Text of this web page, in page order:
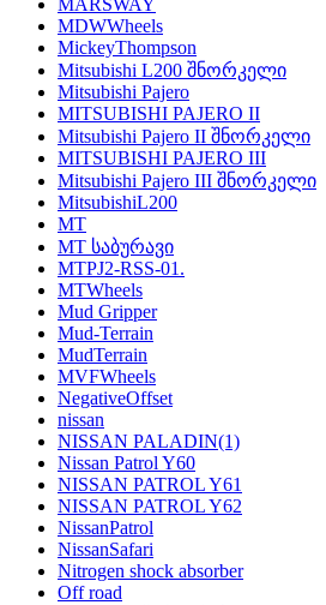
MDWWheels
MickeyThompson
Mitsubishi L200 შნორკელი
Mitsubishi Pajero
MITSUBISHI PAJERO II
Mitsubishi Pajero II შნორკელი
MITSUBISHI PAJERO III
Mitsubishi Pajero III შნორკელი
MitsubishiL200
MT
MT საბურავი
MTPJ2-RSS-01.
MTWheels
Mud Gripper
Mud-Terrain
MudTerrain
MVFWheels
NegativeOffset
nissan
NISSAN PALADIN(1)
Nissan Patrol Y60
NISSAN PATROL Y61
NISSAN PATROL Y62
NissanPatrol
NissanSafari
Nitrogen shock absorber
Off road